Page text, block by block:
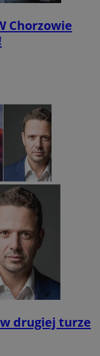
Chorzowie
w drugiej turze